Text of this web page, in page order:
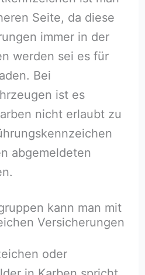
Seite, da diese
immer in der
werden sei es für
Bei
ist es
nicht erlaubt zu
abgemeldeten
kann man mit
Versicherungen
oder